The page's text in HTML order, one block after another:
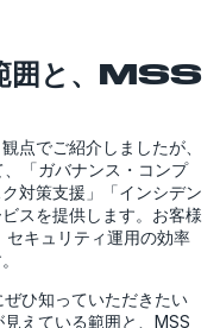
囲と、MSS
点でご紹介しましたが、
「ガバナンス・コンプ
対策支援」「インシデン
スを提供します。お客様
セキュリティ運用の効率
ひ知っていただきたい
えている範囲と、MSS